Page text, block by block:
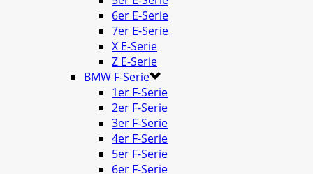
6er E-Serie
7er E-Serie
X E-Serie
Z E-Serie
BMW F-Serie
1er F-Serie
2er F-Serie
3er F-Serie
4er F-Serie
5er F-Serie
6er F-Serie